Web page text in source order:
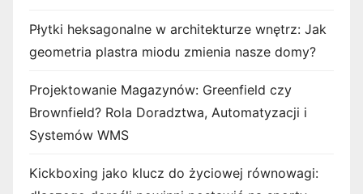
Płytki heksagonalne w architekturze wnętrz: Jak
geometria plastra miodu zmienia nasze domy?
Projektowanie Magazynów: Greenfield czy
Brownfield? Rola Doradztwa, Automatyzacji i
Systemów WMS
Kickboxing jako klucz do życiowej równowagi: